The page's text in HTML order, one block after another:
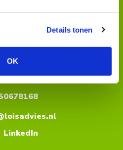
Details tonen
OK
LinkedIn